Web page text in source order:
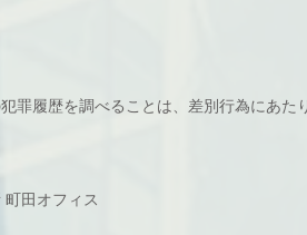
罪履歴を調べることは、差別行為にあた
田オフィス